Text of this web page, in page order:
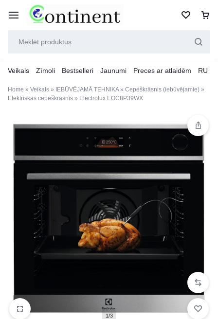
Veikals Zīmoli Bestselleri Jaunumi Preces ar atlaidēm RU
Home » Veikals » IEBŪVĒJAMĀ TEHNIKA» Cepeškrāsnis (iebūvējamie) »
Elektriskās cepeškrāsnis » Electrolux EOC8P39WX
1/3